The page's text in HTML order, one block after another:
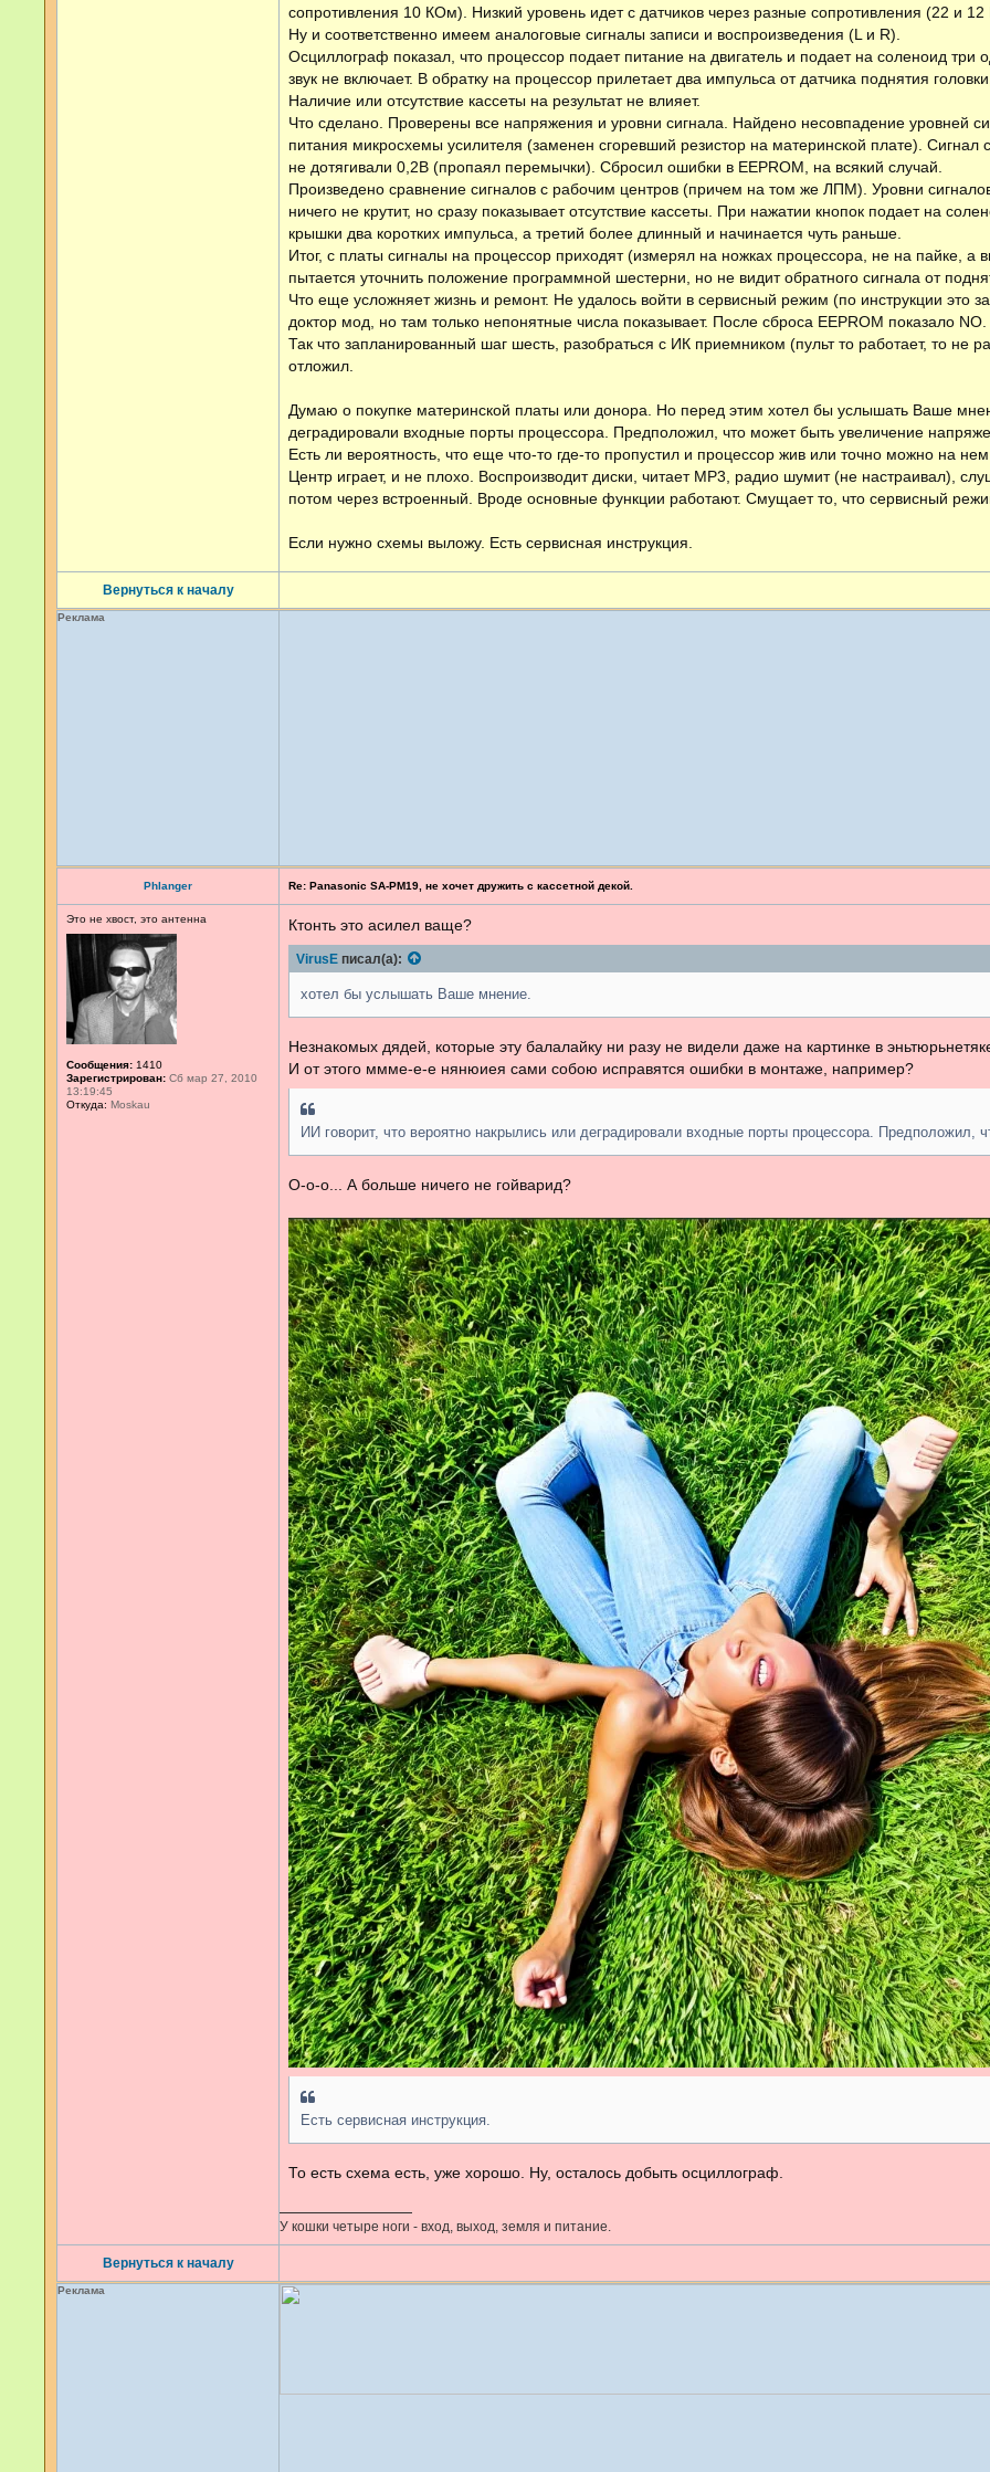
Вернуться к началу
сопротивления 10 КОм). Низкий уровень идет с датчиков через разные сопротивления (22 и
Ну и соответственно имеем аналоговые сигналы записи и воспроизведения (L и R).
Осциллограф показал, что процессор подает питание на двигатель и подает на соленоид три
звук не включает. В обратку на процессор прилетает два импульса от датчика поднятия
Наличие или отсутствие кассеты на результат не влияет.
Что сделано. Проверены все напряжения и уровни сигнала. Найдено несовпадение уровней
питания микросхемы усилителя (заменен сгоревший резистор на материнской плате).
не дотягивали 0,2В (пропаял перемычки). Сбросил ошибки в EEPROM, на всякий случай.
Произведено сравнение сигналов с рабочим центров (причем на том же ЛПМ). Уровни
ничего не крутит, но сразу показывает отсутствие кассеты. При нажатии кнопок подает на
крышки два коротких импульса, а третий более длинный и начинается чуть раньше.
Итог, с платы сигналы на процессор приходят (измерял на ножках процессора, не на пайке,
пытается уточнить положение программной шестерни, но не видит обратного сигнала от
Что еще усложняет жизнь и ремонт. Не удалось войти в сервисный режим (по инструкции это
доктор мод, но там только непонятные числа показывает. После сброса EEPROM показало NO.
Так что запланированный шаг шесть, разобраться с ИК приемником (пульт то работает, то не
отложил.
Думаю о покупке материнской платы или донора. Но перед этим хотел бы услышать Ваше
деградировали входные порты процессора. Предположил, что может быть увеличение
Есть ли вероятность, что еще что-то где-то пропустил и процессор жив или точно можно на нем
Центр играет, и не плохо. Воспроизводит диски, читает MP3, радио шумит (не настраивал),
потом через встроенный. Вроде основные функции работают. Смущает то, что сервисный
Если нужно схемы выложу. Есть сервисная инструкция.
Реклама
Phlanger
Это не хвост, это антенна
Сообщения: 1410
Зарегистрирован: Сб мар 27, 2010
13:19:45
Откуда: Moskau
Вернуться к началу
Re: Panasonic SA-PM19, не хочет дружить с кассетной декой.
Ктонть это асилел ваще?
VirusE писал(а):
хотел бы услышать Ваше мнение.
Незнакомых дядей, которые эту балалайку ни разу не видели даже на картинке в
И от этого ммме-е-е нянюиея сами собою исправятся ошибки в монтаже, например?
ИИ говорит, что вероятно накрылись или деградировали входные порты процессора. Предположил,
О-о-о... А больше ничего не гойварид?
Есть сервисная инструкция.
То есть схема есть, уже хорошо. Ну, осталось добыть осциллограф.
У кошки четыре ноги - вход, выход, земля и питание.
Реклама